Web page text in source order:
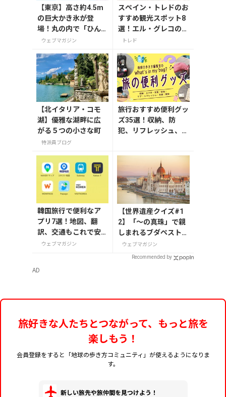
【東京】高さ約4.5m
の巨大かき氷が登
場！丸の内で「ひん
やりＫＩＴＴＥ」が8
一覧
ウェブマガジン
スペイン・トレドのお
すすめ観光スポット8
選！エル・グレコの傑
作や古都の魅力を満喫
トレド
【北イタリア・コモ
湖】優雅な湖畔に広
がる５つの小さな町
特派員ブログ
旅行おすすめ便利グッ
ズ35選！収納、防
犯、リフレッシュ、ど
韓国旅行で便利なア
プリ7選！地図、翻
訳、交通もこれで安
心ウェブマガジン
【世界遺産クイズ#1
2】「～の真珠」で親
しまれるブダペストの
愛称は何？
ウェブマガジン
Recommended by
AD
旅好きな人たちとつながって、もっと旅を
楽しもう！
会員登録をすると「地球の歩き方コミュニティ」が使えるようになりま
す。
新しい旅先や旅仲間を見つけよう！